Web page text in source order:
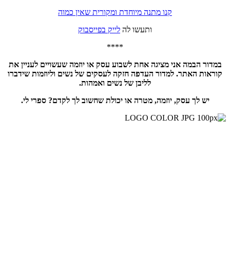
קנו מתנה מיוחדת ומקורית שאין כמוה
ותעשו לה לייק בפייסבוק
****
במדור הבמה אני מציגה אחת לשבוע עסק או יוזמה שעשויים לעניין את
קוראות האתר. למדור העדפה חזקה לעסקים של נשים וליוזמות שידברו
לליבן של נשים ואמהות.
יש לך עסק, יוזמה, מטרה או יכולת שחשוב לך לקדם? ספרי לי.